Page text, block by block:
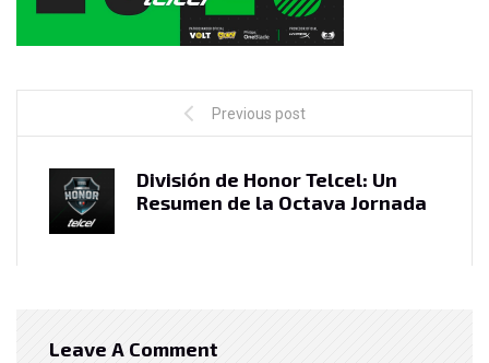
Previous post
División de Honor Telcel: Un
Resumen de la Octava Jornada
Leave A Comment